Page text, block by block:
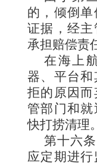
的，倾倒
证据，经
承担赔偿责
在海上
器、平台
拒的原因
管部门和
快打捞清理。
第十六
应定期进